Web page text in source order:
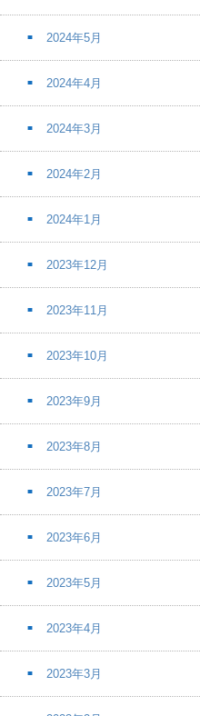
2024年5月
2024年4月
2024年3月
2024年2月
2024年1月
2023年12月
2023年11月
2023年10月
2023年9月
2023年8月
2023年7月
2023年6月
2023年5月
2023年4月
2023年3月